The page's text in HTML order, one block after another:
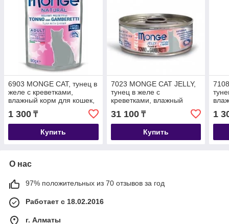
6903 MONGE CAT, тунец в
желе с креветками,
влажный корм для кошек,
пауч 80гр.
1 300 ₸
Купить
7023 MONGE CAT JELLY,
тунец в желе с
креветками, влажный
корм для кошек, уп.24*80
гр.
31 100₸
Купить
1
О нас
97% положительных из 70 отзывов за год
Работает с 18.02.2016
г. Алматы